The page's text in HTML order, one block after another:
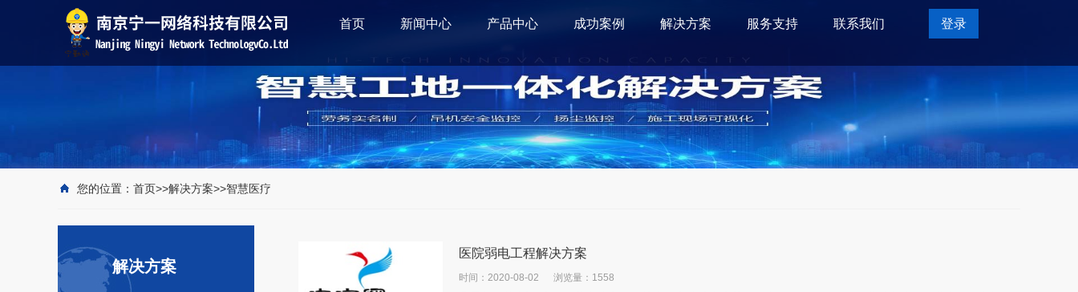
首页 新闻中心 产品中心 成功案例 解决方案 服务支持 联系我们 登录
您的位置： 首页>>解决方案>>智慧医疗
解决方案
医院弱电工程解决方案
时间：2020-08-02 浏览量：1558